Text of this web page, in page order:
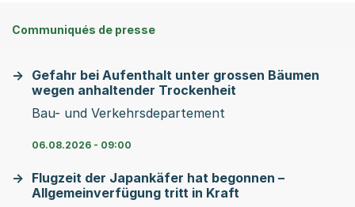
Communiqués de presse
Gefahr bei Aufenthalt unter grossen Bäumen
wegen anhaltender Trockenheit
Bau- und Verkehrsdepartement
06.08.2026 - 09:00
Flugzeit der Japankäfer hat begonnen –
Allgemeinverfügung tritt in Kraft